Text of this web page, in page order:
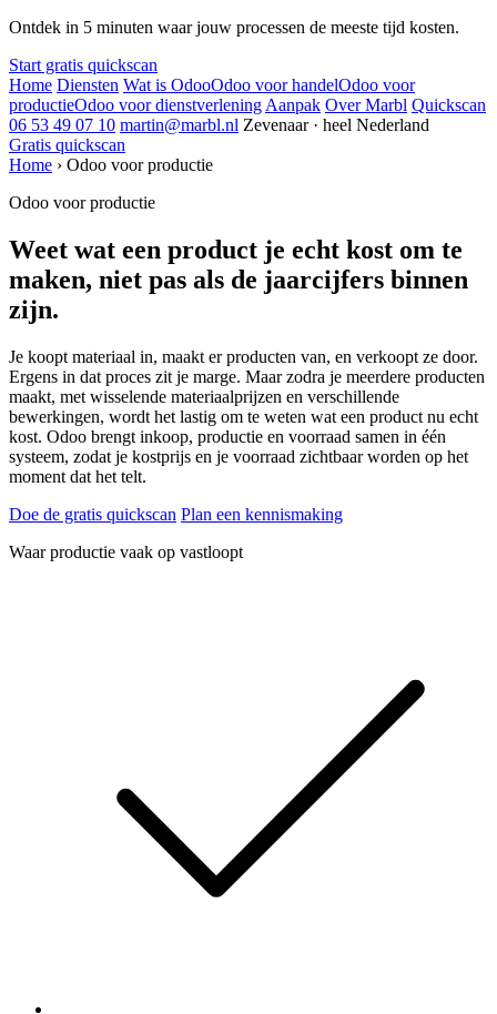
Ontdek in 5 minuten waar jouw processen de meeste tijd kosten.
Start gratis quickscan
Home Diensten Wat is OdooOdoo voor handelOdoo voor
productieOdoo voor dienstverlening Aanpak Over Marbl Quickscan
06 53 49 07 10 martin@marbl.nl Zevenaar · heel Nederland
Gratis quickscan
Home › Odoo voor productie
Odoo voor productie
Weet wat een product je echt kost om te
maken, niet pas als de jaarcijfers binnen
zijn.
Je koopt materiaal in, maakt er producten van, en verkoopt ze door.
Ergens in dat proces zit je marge. Maar zodra je meerdere producten
maakt, met wisselende materiaalprijzen en verschillende
bewerkingen, wordt het lastig om te weten wat een product nu echt
kost. Odoo brengt inkoop, productie en voorraad samen in één
systeem, zodat je kostprijs en je voorraad zichtbaar worden op het
moment dat het telt.
Doe de gratis quickscan Plan een kennismaking
Waar productie vaak op vastloopt